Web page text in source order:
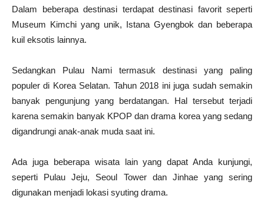
Dalam beberapa destinasi terdapat destinasi favorit seperti
Museum Kimchi yang unik, Istana Gyengbok dan beberapa
kuil eksotis lainnya.
Sedangkan Pulau Nami termasuk destinasi yang paling
populer di Korea Selatan. Tahun 2018 ini juga sudah semakin
banyak pengunjung yang berdatangan. Hal tersebut terjadi
karena semakin banyak KPOP dan drama korea yang sedang
digandrungi anak-anak muda saat ini.
Ada juga beberapa wisata lain yang dapat Anda kunjungi,
seperti Pulau Jeju, Seoul Tower dan Jinhae yang sering
digunakan menjadi lokasi syuting drama.